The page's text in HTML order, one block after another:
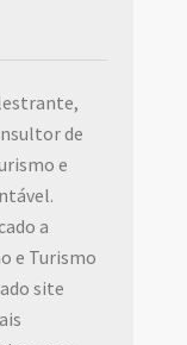
de
e
a
e Turismo
site